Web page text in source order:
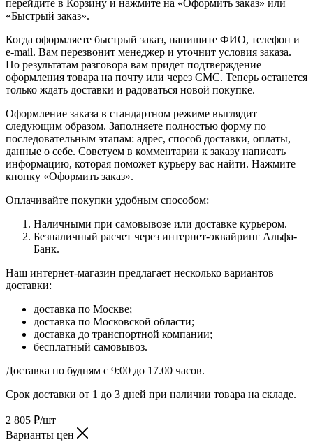
перейдите в Корзину и нажмите на «Оформить заказ» или
«Быстрый заказ».
Когда оформляете быстрый заказ, напишите ФИО, телефон и
e-mail. Вам перезвонит менеджер и уточнит условия заказа.
По результатам разговора вам придет подтверждение
оформления товара на почту или через СМС. Теперь останется
только ждать доставки и радоваться новой покупке.
Оформление заказа в стандартном режиме выглядит
следующим образом. Заполняете полностью форму по
последовательным этапам: адрес, способ доставки, оплаты,
данные о себе. Советуем в комментарии к заказу написать
информацию, которая поможет курьеру вас найти. Нажмите
кнопку «Оформить заказ».
Оплачивайте покупки удобным способом:
Наличными при самовывозе или доставке курьером.
Безналичный расчет через интернет-эквайринг Альфа-
Банк.
Наш интернет-магазин предлагает несколько вариантов
доставки:
доставка по Москве;
доставка по Московской области;
доставка до транспортной компании;
бесплатный самовывоз.
Доставка по будням с 9:00 до 17.00 часов.
Срок доставки от 1 до 3 дней при наличии товара на складе.
2 805 ₽/шт
Варианты цен